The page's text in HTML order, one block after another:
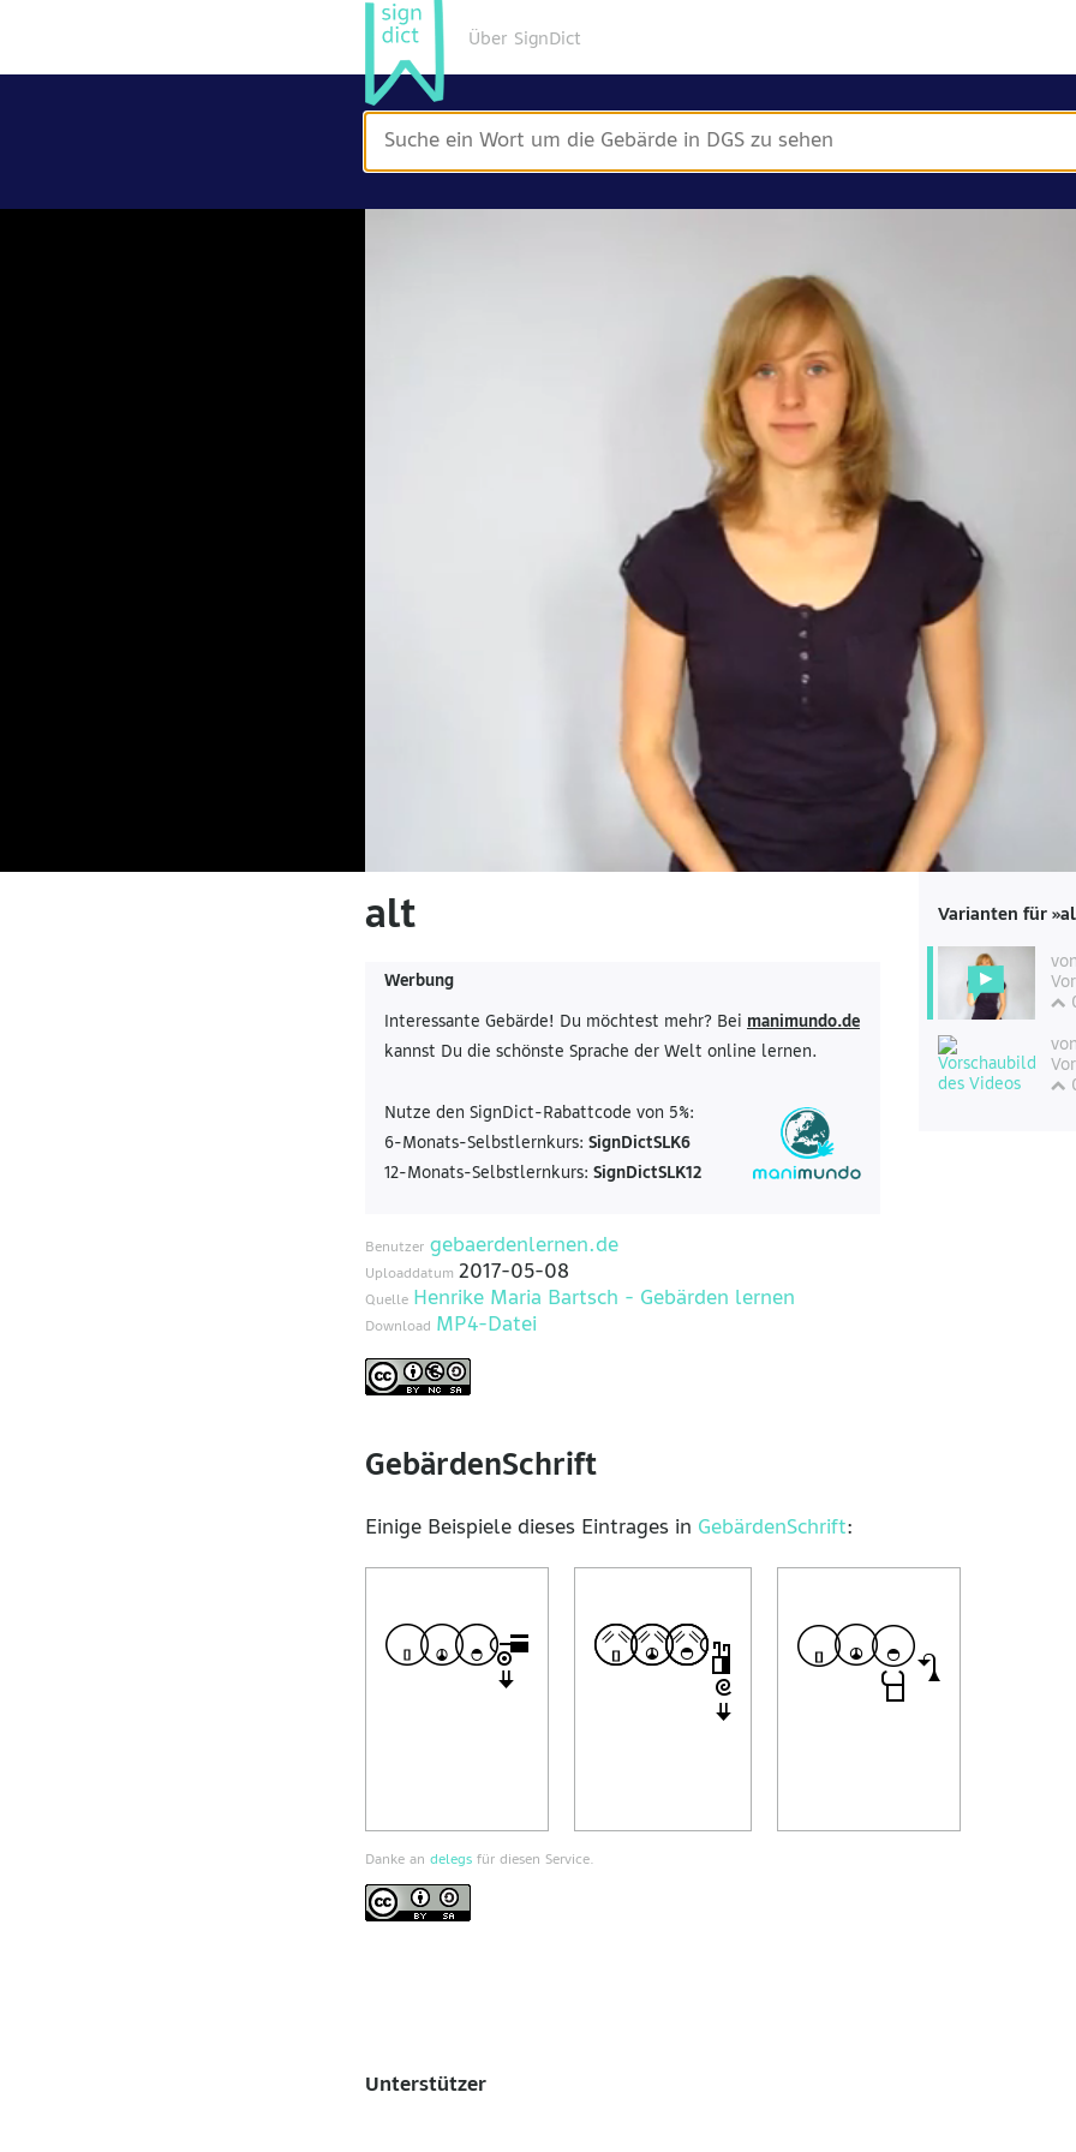
Über SignDict
alt
Werbung
Interessante Gebärde! Du möchtest mehr? Bei manimundo.de
kannst Du die schönste Sprache der Welt online lernen.
Nutze den SignDict-Rabattcode von 5%:
6-Monats-Selbstlernkurs: SignDictSLK6
12-Monats-Selbstlernkurs: SignDictSLK12
Benutzer gebaerdenlernen.de
Uploaddatum2017-05-08
Quelle Henrike Maria Bartsch - Gebärden lernen
Download MP4-Datei
Varianten für
GebärdenSchrift
Einige Beispiele dieses Eintrages in GebärdenSchrift:
Danke an delegs für diesen Service.
Unterstützer